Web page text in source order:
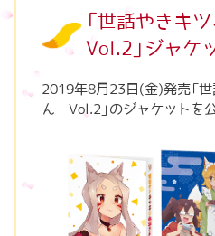
「世話やきキ
Vol.2」ジャケ
2019年8月23日(金)発売「
ん Vol.2」のジャケットを